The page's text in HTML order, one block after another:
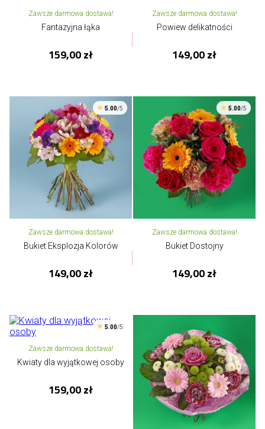
Zawsze darmowa dostawa!
Fantazyjna łąka
159,00 zł
Zawsze darmowa dostawa!
Powiew delikatności
149,00 zł
5.00/5
Zawsze darmowa dostawa!
Bukiet Eksplozja Kolorów
149,00 zł
5.00/5
Zawsze darmowa dostawa!
Bukiet Dostojny
149,00 zł
5.00/5
Zawsze darmowa dostawa!
Kwiaty dla wyjątkowej osoby
159,00 zł